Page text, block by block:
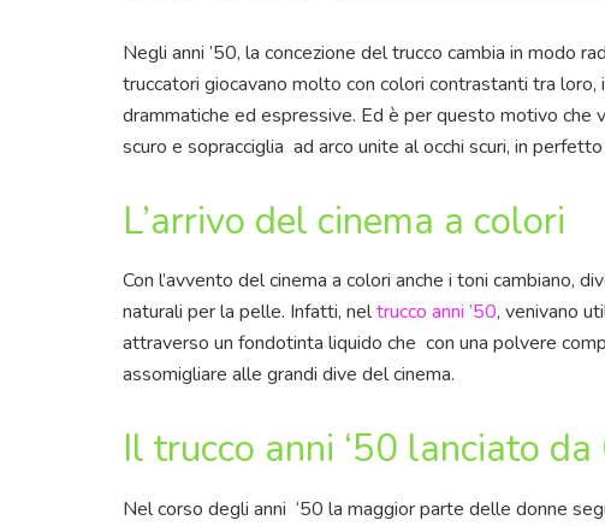
Negli anni ’50, la concezione del trucco cambia in modo
truccatori giocavano molto con colori contrastanti tra loro,
drammatiche ed espressive. Ed è per questo motivo che
scuro e sopracciglia ad arco unite al occhi scuri, in
L’arrivo del cinema a colori
Con l’avvento del cinema a colori anche i toni cambiano,
naturali per la pelle. Infatti, neltrucco anni ’50, venivano
attraverso un fondotinta liquido che con una polvere
assomigliare alle grandi dive del cinema.
Il trucco anni ‘50 lanciato
Nel corso degli anni ‘50 la maggior parte delle donne